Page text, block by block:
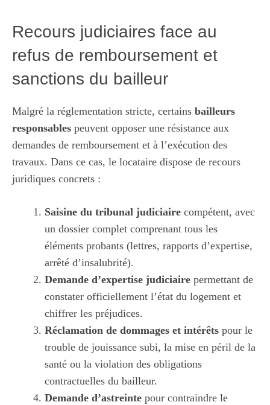
Recours judiciaires face au
refus de remboursement et
sanctions du bailleur
Malgré la réglementation stricte, certains bailleurs
responsables peuvent opposer une résistance aux
demandes de remboursement et à l’exécution des
travaux. Dans ce cas, le locataire dispose de recours
juridiques concrets :
Saisine du tribunal judiciaire compétent, avec
un dossier complet comprenant tous les
éléments probants (lettres, rapports d’expertise,
arrêté d’insalubrité).
Demande d’expertise judiciaire permettant de
constater officiellement l’état du logement et
chiffrer les préjudices.
Réclamation de dommages et intérêts pour le
trouble de jouissance subi, la mise en péril de la
santé ou la violation des obligations
contractuelles du bailleur.
Demande d’astreinte pour contraindre le